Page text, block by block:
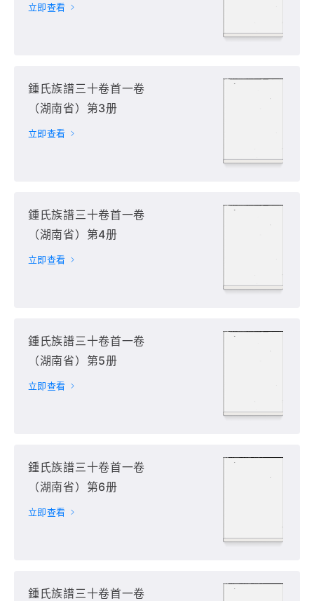
立即查看
鍾氏族譜三十卷首一卷
（湖南省）第3册
立即查看
鍾氏族譜三十卷首一卷
（湖南省）第4册
立即查看
鍾氏族譜三十卷首一卷
（湖南省）第5册
立即查看
鍾氏族譜三十卷首一卷
（湖南省）第6册
立即查看
鍾氏族譜三十卷首一卷